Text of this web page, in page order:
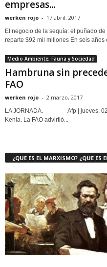
empresas...
werken rojo - 17 abril, 2017
El negocio de la sequía: el puñado
reparte $92 mil millones En seis años
Medio Ambiente, Fauna y Sociedad
Hambruna sin
FAO
werken rojo - 2 marzo, 2017
LA JORNADA. Afp | jueves, 02
Kenia. La FAO advirtió...
¿QUE ES EL MARXISMO? ¿QUE ES